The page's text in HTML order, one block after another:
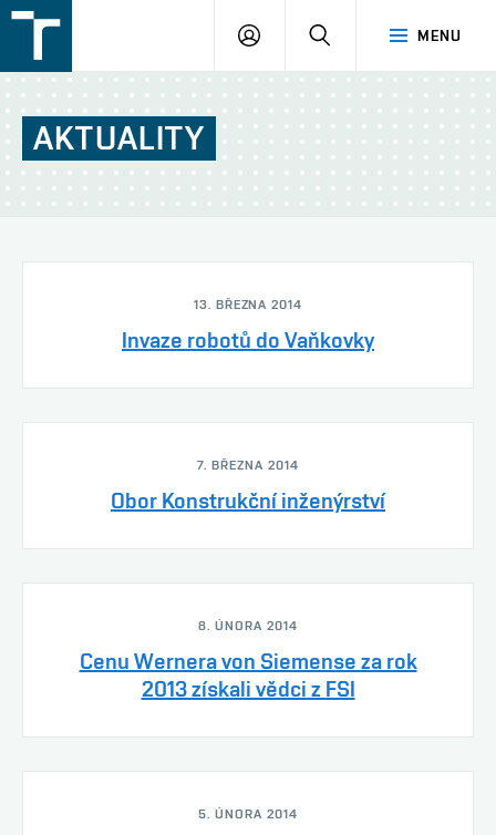
v
Brně
MENU
PŘIHLÁŠENÍ
AKTUALITY
13. BŘEZNA 2014
Invaze robotů do Vaňkovky
7. BŘEZNA 2014
Obor Konstrukční inženýrství
8. ÚNORA 2014
Cenu Wernera von Siemense za rok
2013 získali vědci z FSI
5. ÚNORA 2014